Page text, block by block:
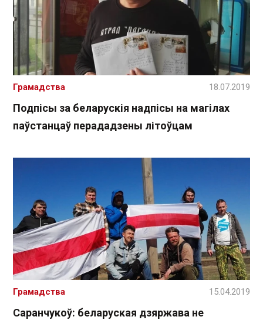
Подпісы за беларускія надпісы на магілах
паўстанцаў перададзены літоўцам
Грамадства 18.07.2019
Саранчукоў: беларуская дзяржава не
Грамадства 15.04.2019